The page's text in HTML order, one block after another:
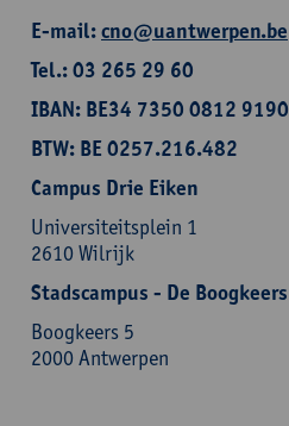
E-mail:cno@uantwerpen.be
Tel.: 03 265 29 60
IBAN: BE34 7350 0812 9190
BTW: BE 0257.216.482
Campus Drie Eiken
Universiteitsplein 1
2610 Wilrijk
Stadscampus - De Boogkeers
Boogkeers 5
2000 Antwerpen